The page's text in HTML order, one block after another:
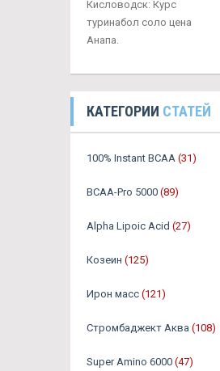
Кисловодск: Курс
туринабол соло цена
Анапа.
КАТЕГОРИИ СТАТЕЙ
100% Instant BCAA (31)
BCAA-Pro 5000 (89)
Alpha Lipoic Acid (27)
Козеин (125)
Ирон масс (121)
Стромбаджект Аква (108)
Super Amino 6000 (47)